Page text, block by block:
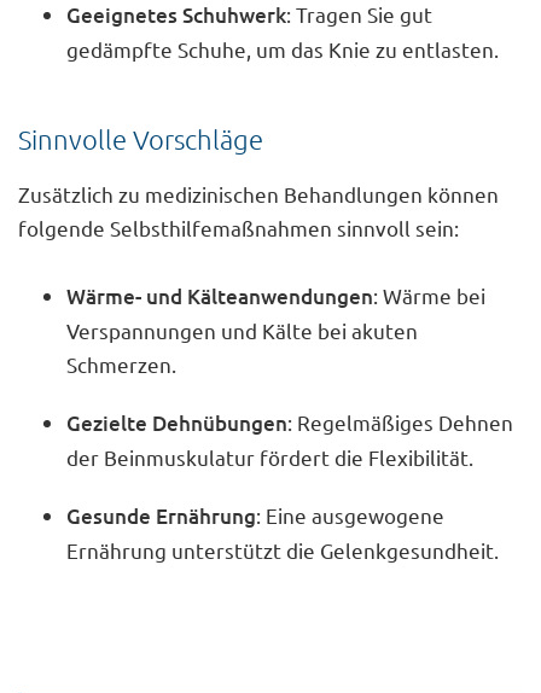
Geeignetes Schuhwerk: Tragen Sie gut
gedämpfte Schuhe, um das Knie zu entlasten.
Sinnvolle Vorschläge
Zusätzlich zu medizinischen Behandlungen können
folgende Selbsthilfemaßnahmen sinnvoll sein:
Wärme- und Kälteanwendungen: Wärme bei
Verspannungen und Kälte bei akuten
Schmerzen.
Gezielte Dehnübungen: Regelmäßiges Dehnen
der Beinmuskulatur fördert die Flexibilität.
Gesunde Ernährung: Eine ausgewogene
Ernährung unterstützt die Gelenkgesundheit.